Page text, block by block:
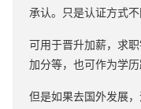
承认。只是认证方式
可用于晋升加薪，求
加分等，也可作为学历
但是如果去国外发展